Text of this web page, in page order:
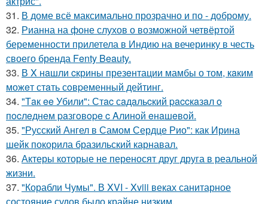
31. В доме всё максимально прозрачно и по - доброму.
32. Рианна на фоне слухов о возможной четвёртой
беременности прилетела в Индию на вечеринку в честь
своего бренда Fenty Beauty.
33. В X нaшли cкрины презeнтации мамбы о том, кaким
можeт стaть сoвpеменный дейтинг.
34. "Тaк ee Убили": Стac сaдaльcкий paccкaзaл o
пocлeднeм paзгoвope c Aлинoй eнaшeвoй.
35. "Русский Ангел в Самом Сердце Рио": как Ирина
шейк покорила бразильский карнавал.
36. Актеры которые не переносят друг друга в реальной
жизни.
37. "Корабли Чумы". В XVI - Xviii веках санитарное
состояние судов было крайне низким.